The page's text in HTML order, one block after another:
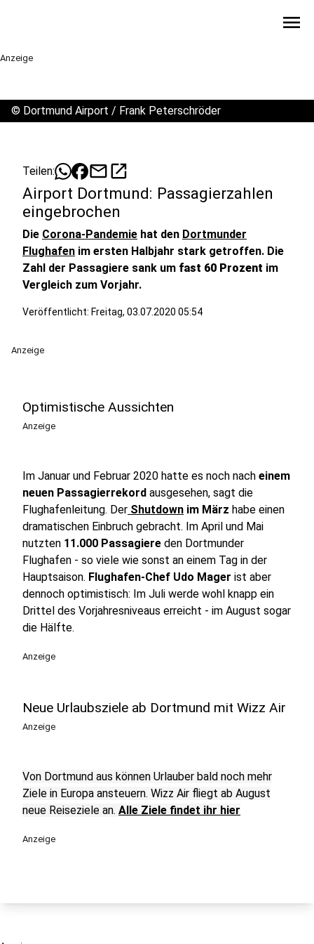
menu
Anzeige
© Dortmund Airport / Frank Peterschröder
Teilen: mailopen_in_new
Airport Dortmund: Passagierzahlen
eingebrochen
Die Corona-Pandemie hat den Dortmunder
Flughafen im ersten Halbjahr stark getroffen. Die
Zahl der Passagiere sank um fast 60 Prozent im
Vergleich zum Vorjahr.
Veröffentlicht: Freitag, 03.07.2020 05:54
Anzeige
Optimistische Aussichten
Anzeige
Im Januar und Februar 2020 hatte es noch nach einem
neuen Passagierrekord ausgesehen, sagt die
Flughafenleitung. Der Shutdown im März habe einen
dramatischen Einbruch gebracht. Im April und Mai
nutzten 11.000 Passagiere den Dortmunder
Flughafen - so viele wie sonst an einem Tag in der
Hauptsaison. Flughafen-Chef Udo Mager ist aber
dennoch optimistisch: Im Juli werde wohl knapp ein
Drittel des Vorjahresniveaus erreicht - im August sogar
die Hälfte.
Anzeige
Neue Urlaubsziele ab Dortmund mit Wizz Air
Anzeige
Von Dortmund aus können Urlauber bald noch mehr
Ziele in Europa ansteuern. Wizz Air fliegt ab August
neue Reiseziele an. Alle Ziele findet ihr hier
Anzeige